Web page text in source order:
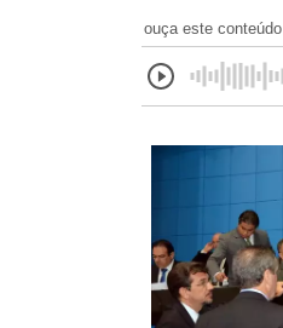
ouça este conteúdo